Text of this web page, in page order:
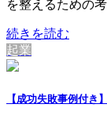
を整えるための
続きを読む
起業
【成功失敗事例付き